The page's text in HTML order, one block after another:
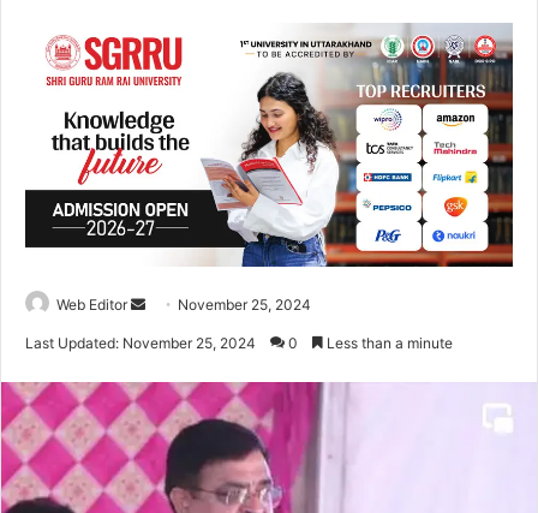
Web Editor
d
a
n
e
m
November 25, 2024
Last Updated: November 25, 2024 0 Less than a minute